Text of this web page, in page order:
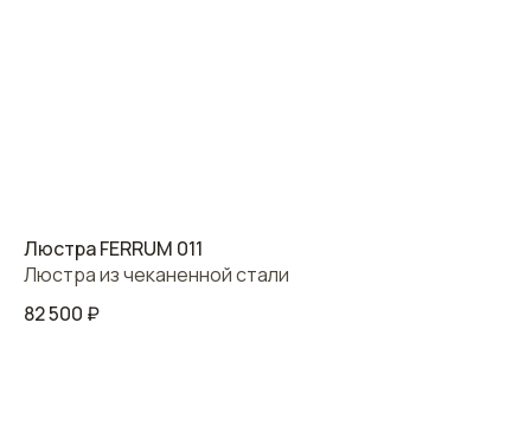
Люстра FERRUM 011
Люстра из чеканенной стали
82 500 ₽